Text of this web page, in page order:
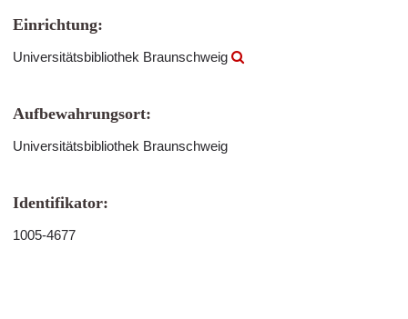
Einrichtung:
Universitätsbibliothek Braunschweig
Aufbewahrungsort:
Universitätsbibliothek Braunschweig
Identifikator:
1005-4677